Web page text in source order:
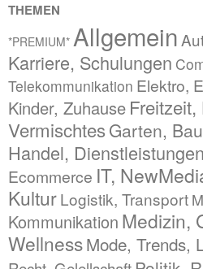
THEMEN
*PREMIUM* Allgemein
Karriere, Schulungen
Telekommunikation Elektro,
Kinder, Zuhause
Vermischtes Garten,
Handel, Dienstleistungen
Ecommerce IT,
KulturLogistik, Transport
Kommunikation Medizin,
WellnessMode, Trends,